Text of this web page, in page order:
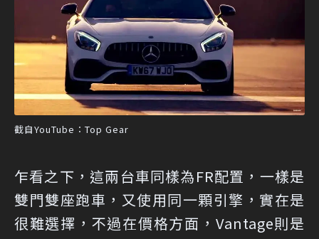
截自YouTube：Top Gear
乍看之下，這兩台車同樣為FR配置，一樣是
雙門雙座跑車，又使用同一顆引擎，實在是
很難選擇，不過在價格方面，Vantage則是